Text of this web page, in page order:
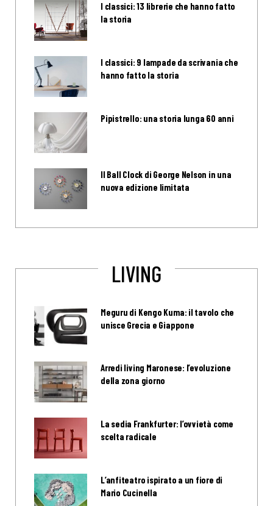
I classici: 13 librerie che hanno fatto
la storia
I classici: 9 lampade da scrivania che
hanno fatto la storia
Pipistrello: una storia lunga 60 anni
Il Ball Clock di George Nelson in una
nuova edizione limitata
LIVING
Meguru di Kengo Kuma: il tavolo che
unisce Grecia e Giappone
Arredi living Maronese: l’evoluzione
della zona giorno
La sedia Frankfurter: l’ovvietà come
scelta radicale
L’anfiteatro ispirato a un fiore di
Mario Cucinella